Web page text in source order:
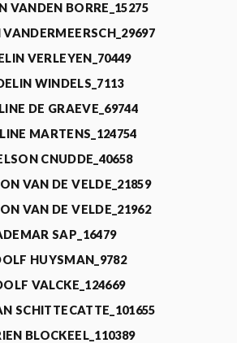
VANDEN BORRE_15275
VERLEYEN_70449
WINDELS_7113
DE GRAEVE_69744
MARTENS_124754
CNUDDE_40658
VAN DE VELDE_21859
VAN DE VELDE_21962
SAP_16479
HUYSMAN_9782
VALCKE_124669
SCHITTECATTE_101655
BLOCKEEL_110389